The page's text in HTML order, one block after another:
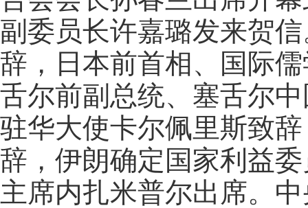
副委员长许嘉璐发来贺
辞，日本前首相、国际
舌尔前副总统、塞舌尔
驻华大使卡尔佩里斯致
辞，伊朗确定国家利益
主席内扎米普尔出席。